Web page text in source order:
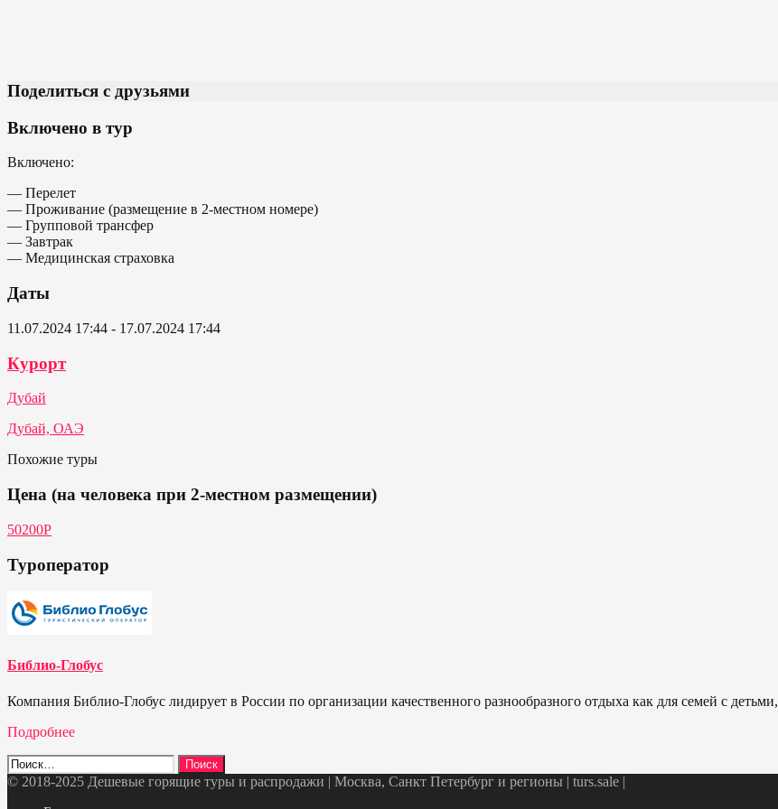
Поделиться с друзьями
Включено в тур
Включено:
— Перелет
— Проживание (размещение в 2-местном номере)
— Групповой трансфер
— Завтрак
— Медицинская страховка
Даты
11.07.2024 17:44 - 17.07.2024 17:44
Курорт
Дубай
Дубай, ОАЭ
Похожие туры
Цена (на человека при 2-местном размещении)
50200Р
Туроператор
Библио-Глобус
Компания Библио-Глобус лидирует в России по организации качественного разнообразного отдыха как для семей с
Подробнее
Найти:
© 2018-2025 Дешевые горящие туры и распродажи | Москва, Санкт Петербург и регионы | turs.sale |